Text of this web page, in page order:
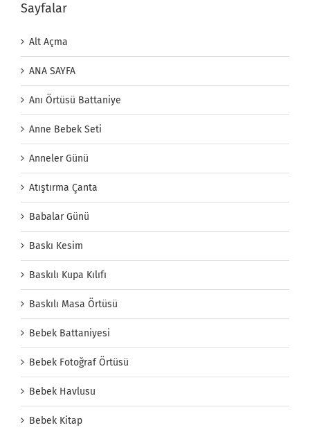
Sayfalar
Alt Açma
ANA SAYFA
Anı Örtüsü Battaniye
Anne Bebek Seti
Anneler Günü
Atıştırma Çanta
Babalar Günü
Baskı Kesim
Baskılı Kupa Kılıfı
Baskılı Masa Örtüsü
Bebek Battaniyesi
Bebek Fotoğraf Örtüsü
Bebek Havlusu
Bebek Kitap